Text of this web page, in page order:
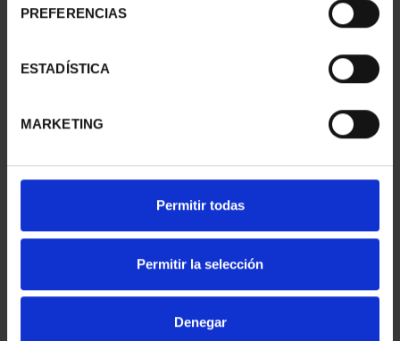
PREFERENCIAS
ESTADÍSTICA
MARKETING
Permitir todas
Permitir la selección
Denegar
PROVINCIA 3
registrados
PROVINCIA 4
registrados